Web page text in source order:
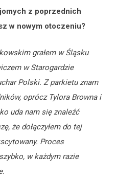
z poprzednich
w nowym otoczeniu?
grałem w Śląsku
w Starogardzie
Polski. Z parkietu znam
oprócz Tylora Browna i
uda nam się znaleźć
że dołączyłem do tej
Proces
w każdym razie